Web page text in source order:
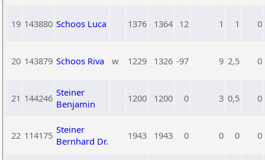
19 143880 Schoos Luca 1376 1364 12 1 1 0
20 143879 Schoos Riva w 1229 1326 -97 9 2,5 0
21 144246 Steiner
Benjamin
1200 1200 0 3 0,5 0
22 114175 Steiner
Bernhard Dr.
1943 1943 0 0 0 0